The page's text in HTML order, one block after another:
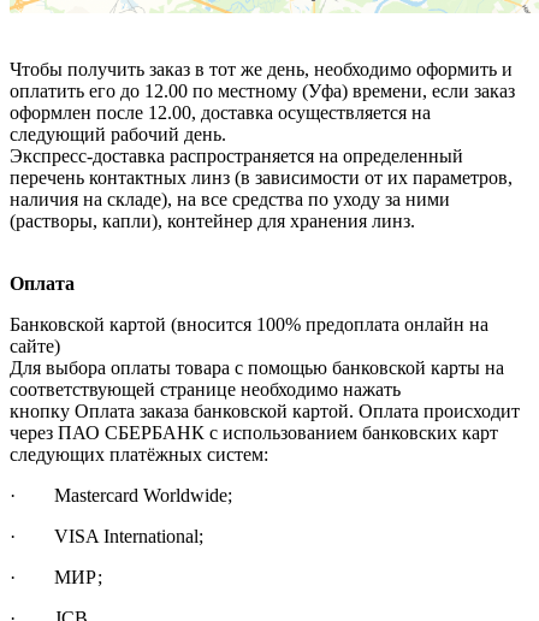
Чтобы получить заказ в тот же день, необходимо оформить и
оплатить его до 12.00 по местному (Уфа) времени, если заказ
оформлен после 12.00, доставка осуществляется на
следующий рабочий день.
Экспресс-доставка распространяется на определенный
перечень контактных линз (в зависимости от их параметров,
наличия на складе), на все средства по уходу за ними
(растворы, капли), контейнер для хранения линз.
Оплата
Банковской картой (вносится 100% предоплата онлайн на
сайте)
Для выбора оплаты товара с помощью банковской карты на
соответствующей странице необходимо нажать
кнопку Оплата заказа банковской картой. Оплата происходит
через ПАО СБЕРБАНК с использованием банковских карт
следующих платёжных систем:
· Mastercard Worldwide;
· VISA International;
· МИР;